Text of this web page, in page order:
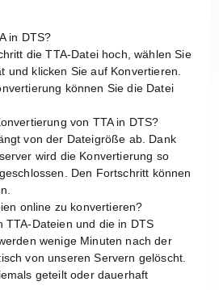
in DTS?
die TTA-Datei hoch, wählen Sie
und klicken Sie auf Konvertieren.
können Sie die Datei
von TTA in DTS?
von der Dateigröße ab. Dank
wird die Konvertierung so
Den Fortschritt können
online zu konvertieren?
TTA-Dateien und die in DTS
wenige Minuten nach der
von unseren Servern gelöscht.
geteilt oder dauerhaft